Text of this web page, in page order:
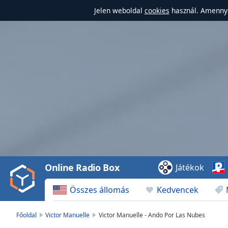
Jelen weboldal cookies használ.
Video
Play
Backward
Skip
Összes állomás Kedvencek
Online Radio Box Játékok
Főoldal Victor Manuelle Victor Manuelle - Ando Por Las Nubes